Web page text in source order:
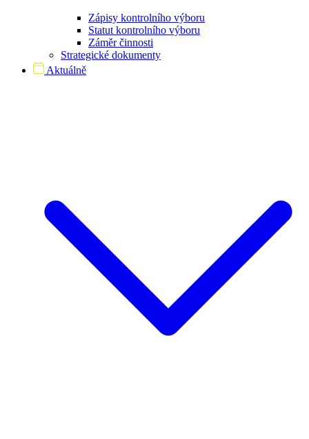
Zápisy kontrolního výboru
Statut kontrolního výboru
Záměr činnosti
Strategické dokumenty
Aktuálně